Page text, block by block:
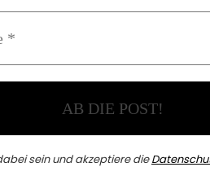
sein und akzeptiere die